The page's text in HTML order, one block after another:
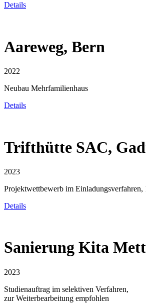
Details
Aareweg, Bern
2022
Neubau Mehrfamilienhaus
Details
Trifthütte SAC,
2023
Projektwettbewerb im Einladungsverfahren,
Details
Sanierung Kita
2023
Studienauftrag im selektiven Verfahren,
zur Weiterbearbeitung empfohlen